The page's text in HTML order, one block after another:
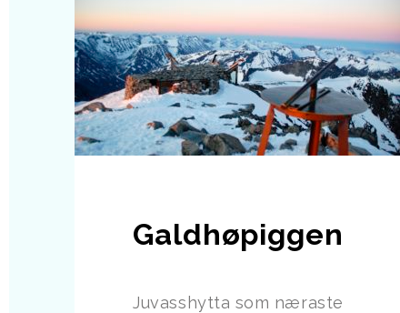
Galdhøpiggen
Juvasshytta som næraste